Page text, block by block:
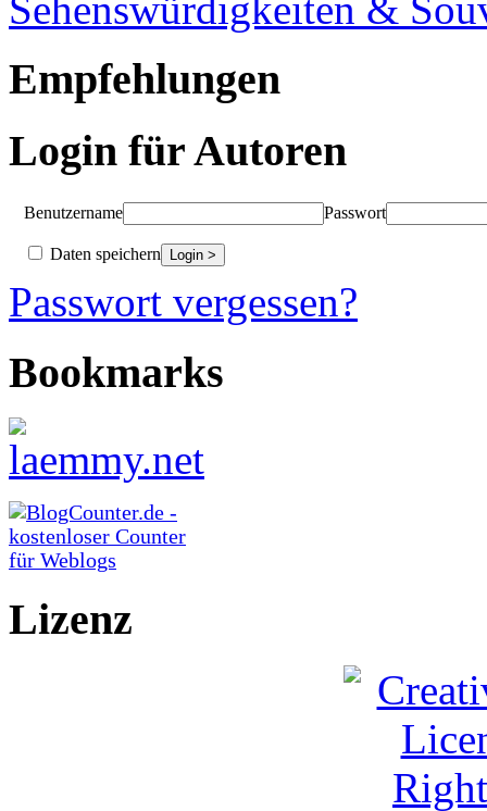
Empfehlungen
Login für Autoren
Benutzername Passwort
Daten speichern
Passwort vergessen?
Bookmarks
Lizenz